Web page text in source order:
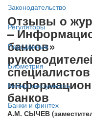
Законодательство
Регуляторы
Персданные
Биометрия
Киберпреступность
Банки и финтех
Отзывы о
–
банков»
банков
А.М. СЫЧЕВ